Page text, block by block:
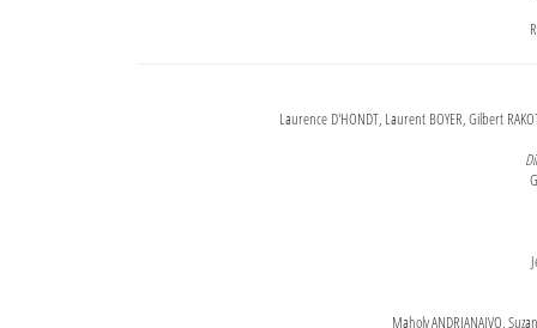
Laurence D'HONDT, Laurent BOYER, Gilbert
Maholy ANDRIANAIVO,